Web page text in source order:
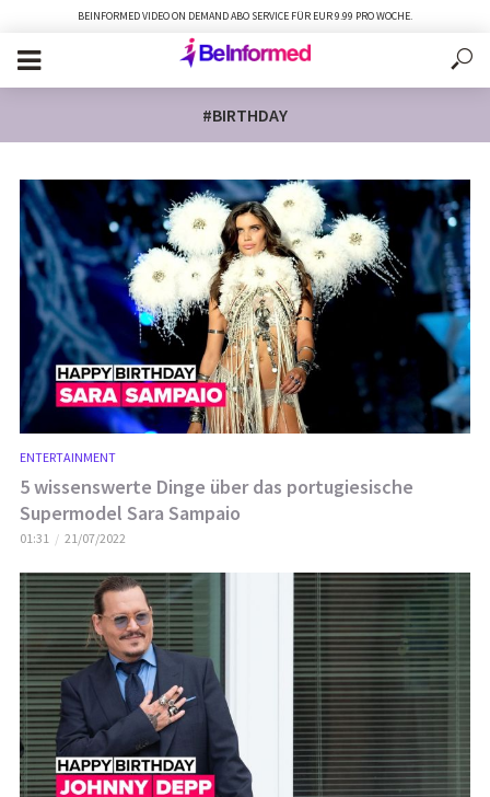
BEINFORMED VIDEO ON DEMAND ABO SERVICE FÜR EUR 9.99 PRO WOCHE.
#BIRTHDAY
ENTERTAINMENT
5 wissenswerte Dinge über das portugiesische
Supermodel Sara Sampaio
01:31 21/07/2022